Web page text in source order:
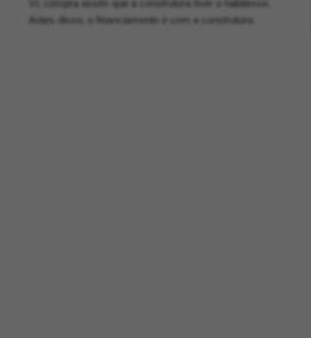
Vc compra assim que a construtora tiver o habitesse.
Antes disso, o financiamento é com a construtora.